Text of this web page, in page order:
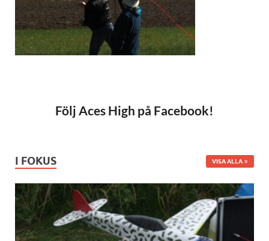
Följ Aces High på Facebook!
I FOKUS VISA ALLA